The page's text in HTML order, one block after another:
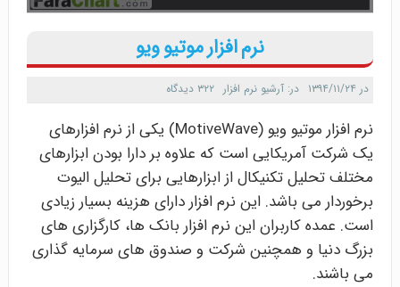
نرم افزار موتیو ویو
در ۱۳۹۴/۱۱/۲۴ در: آرشیو نرم افزار ۳۲۲ دیدگاه
نرم افزار موتیو ویو (MotiveWave) یکی از نرم افزارهای
یک شرکت آمریکایی است که علاوه بر دارا بودن ابزارهای
مختلف تحلیل تکنیکال از ابزارهایی برای تحلیل الیوت
برخوردار می باشد. این نرم افزار دارای هزینه بسیار زیادی
است. عمده کاربران این نرم افزار بانک ها، کارگزاری های
بزرگ دنیا و همچنین شرکت و صندوق های سرمایه گذاری
می باشند.